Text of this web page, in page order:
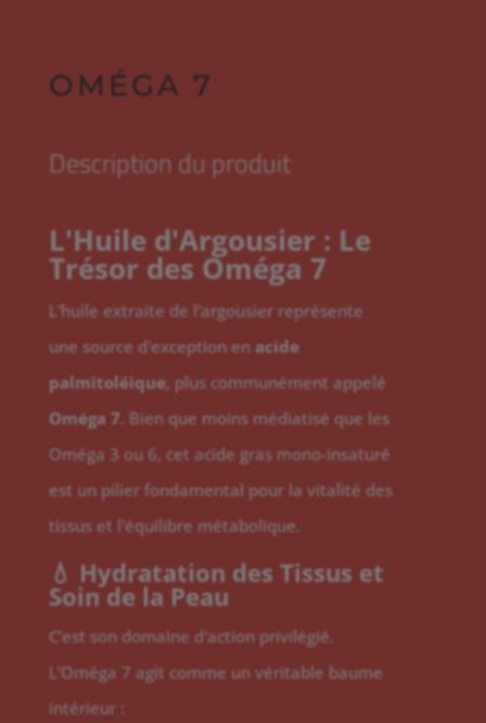
OMÉGA 7
Description du produit
L'Huile d'Argousier : Le
Trésor des Oméga 7
L'huile extraite de l'argousier représente
une source d'exception en acide
palmitoléique, plus communément appelé
Oméga 7 . Bien que moins médiatisé que les
Oméga 3 ou 6, cet acide gras mono-insaturé
est un pilier fondamental pour la vitalité des
tissus et l'équilibre métabolique.
💧 Hydratation des Tissus et
Soin de la Peau
C’est son domaine d'action privilégié.
L'Oméga 7 agit comme un véritable baume
intérieur :